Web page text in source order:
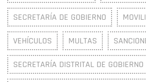
SECRETARÍA DE GOBIERNO
VEHÍCULOS MULTAS
SECRETARÍA DISTRITAL DE